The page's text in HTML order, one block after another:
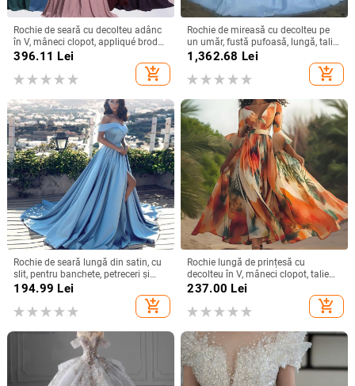
Rochie de seară cu decolteu adânc
în V, mâneci clopot, appliqué brodat
cu paiete, croială lungă A-line
396.11 Lei
add_shopping_cart
Rochie de mireasă cu decolteu pe
un umăr, fustă pufoasă, lungă, talie
înaltă, material poliester
1,362.68 Lei
add_shopping_cart
Rochie de seară lungă din satin, cu
slit, pentru banchete, petreceri și
evenimente formale
194.99 Lei
add_shopping_cart
Rochie lungă de prințesă cu
decolteu în V, mâneci clopot, talie
înaltă, imprimeu geometric,
237.00 Lei
add_shopping_cart